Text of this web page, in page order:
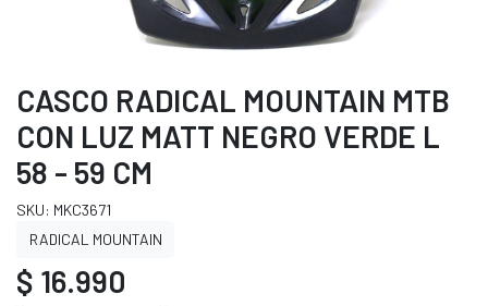
CASCO RADICAL MOUNTAIN MTB
CON LUZ MATT NEGRO VERDE L
58 - 59 CM
SKU: MKC3671
RADICAL MOUNTAIN
$ 16.990